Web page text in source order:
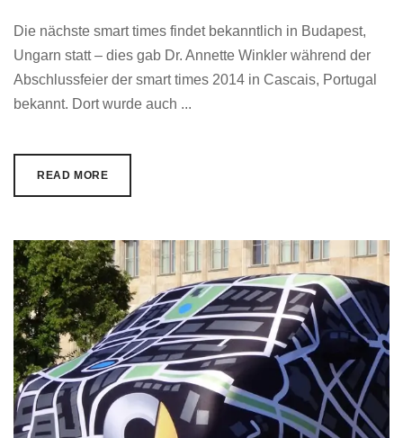
Die nächste smart times findet bekanntlich in Budapest,
Ungarn statt – dies gab Dr. Annette Winkler während der
Abschlussfeier der smart times 2014 in Cascais, Portugal
bekannt. Dort wurde auch ...
READ MORE